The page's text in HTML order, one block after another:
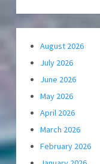
August 2026
July 2026
June 2026
May 2026
April 2026
March 2026
February 2026